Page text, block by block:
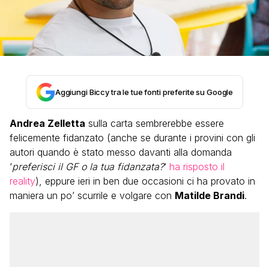
Aggiungi Biccy tra le tue fonti preferite su Google
Andrea Zelletta sulla carta sembrerebbe essere
felicemente fidanzato (anche se durante i provini con gli
autori quando è stato messo davanti alla domanda
‘preferisci il GF o la tua fidanzata?‘ ha risposto il
reality), eppure ieri in ben due occasioni ci ha provato in
maniera un po’ scurrile e volgare con Matilde Brandi.